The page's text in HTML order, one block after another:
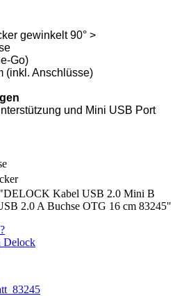
gewinkelt 90° >
Go)
(inkl. Anschlüsse)
und Mini USB Port
Kabel USB 2.0 Mini B
2.0 A Buchse OTG 16 cm 83245"
Delock